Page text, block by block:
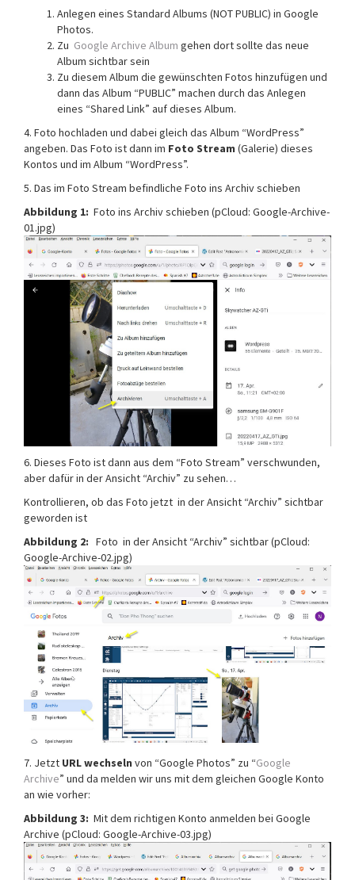
Anlegen eines Standard Albums (NOT PUBLIC) in Google
Photos.
Zu Google Archive Album gehen dort sollte das neue
Album sichtbar sein
Zu diesem Album die gewünschten Fotos hinzufügen und
dann das Album “PUBLIC” machen durch das Anlegen
eines “Shared Link” auf dieses Album.
4. Foto hochladen und dabei gleich das Album “WordPress”
angeben. Das Foto ist dann im Foto Stream (Galerie) dieses
Kontos und im Album “WordPress”.
5. Das im Foto Stream befindliche Foto ins Archiv schieben
Abbildung 1: Foto ins Archiv schieben (pCloud: Google-Archive-
01.jpg)
6. Dieses Foto ist dann aus dem “Foto Stream” verschwunden,
aber dafür in der Ansicht “Archiv” zu sehen…
Kontrollieren, ob das Foto jetzt in der Ansicht “Archiv” sichtbar
geworden ist
Abbildung 2: Foto in der Ansicht “Archiv” sichtbar (pCloud:
Google-Archive-02.jpg)
7. Jetzt URL wechseln von “Google Photos” zu “Google
Archive” und da melden wir uns mit dem gleichen Google Konto
an wie vorher:
Abbildung 3: Mit dem richtigen Konto anmelden bei Google
Archive (pCloud: Google-Archive-03.jpg)